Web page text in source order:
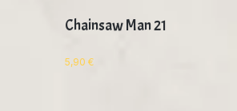
Chainsaw Man 21
5,90 €